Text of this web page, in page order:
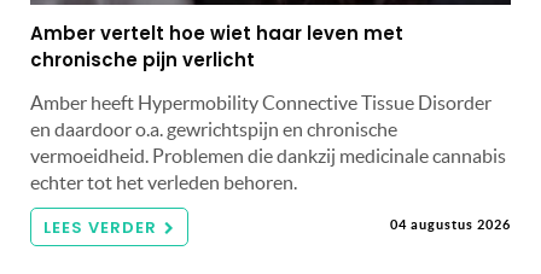
Amber vertelt hoe wiet haar leven met
chronische pijn verlicht
Amber heeft Hypermobility Connective Tissue Disorder
en daardoor o.a. gewrichtspijn en chronische
vermoeidheid. Problemen die dankzij medicinale cannabis
echter tot het verleden behoren.
LEES VERDER 04 augustus 2026